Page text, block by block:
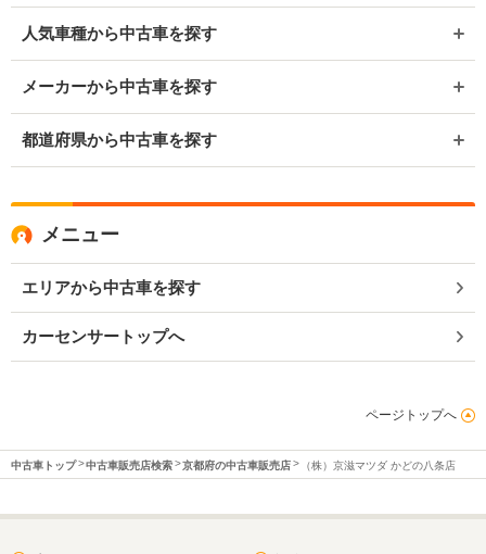
人気車種から中古車を探す
メーカーから中古車を探す
都道府県から中古車を探す
メニュー
エリアから中古車を探す
カーセンサートップへ
ページトップへ
中古車トップ 中古車販売店検索 京都府の中古車販売店 （株）京滋マツダ かどの八条店